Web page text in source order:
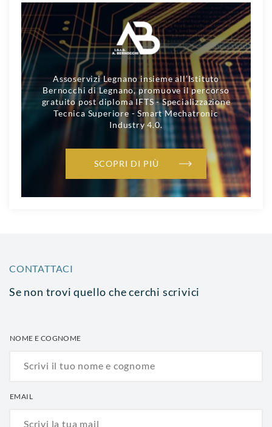
Assoservizi Legnano insieme all’Istituto
Bernocchi di Legnano, promuove il percorso
gratuito post diploma IFTS - Specializzazione
Tecnica Superiore - Smart Mechatronic
Industry 4.0.
SCOPRI DI PIÙ
CONTATTACI
Se non trovi quello che cerchi scrivici
NOME E COGNOME
EMAIL